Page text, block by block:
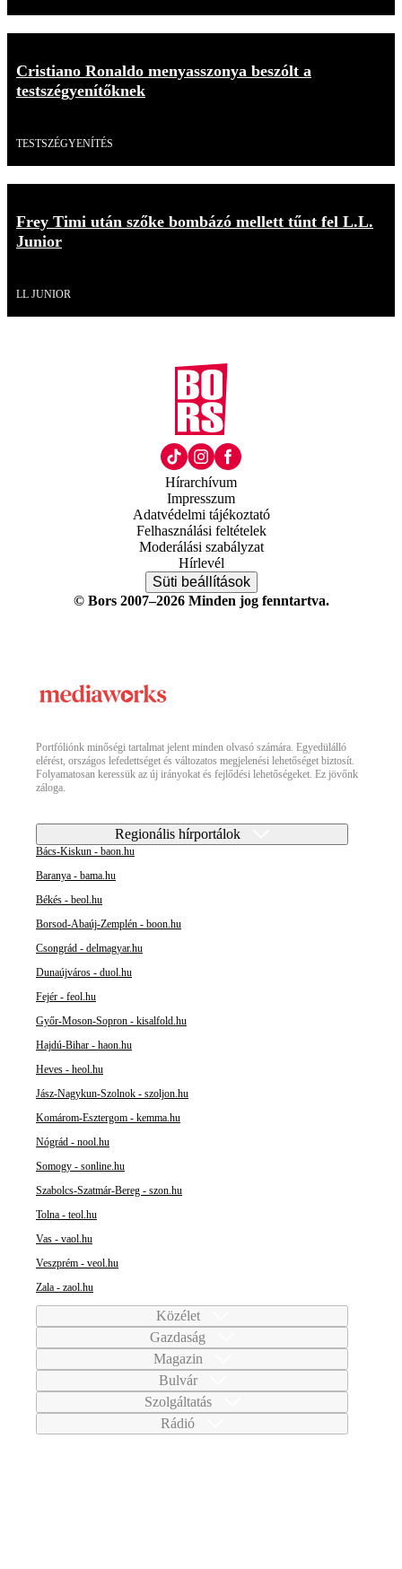
Cristiano Ronaldo menyasszonya beszólt a
testszégyenítőknek
TESTSZÉGYENÍTÉS
Frey Timi után szőke bombázó mellett tűnt fel L.L.
Junior
LL JUNIOR
Hírarchívum
Impresszum
Adatvédelmi tájékoztató
Felhasználási feltételek
Moderálási szabályzat
Hírlevél
Süti beállítások
© Bors 2007–2026 Minden jog fenntartva.
Portfóliónk minőségi tartalmat jelent minden olvasó számára. Egyedülálló
elérést, országos lefedettséget és változatos megjelenési lehetőséget biztosít.
Folyamatosan keressük az új irányokat és fejlődési lehetőségeket. Ez jövőnk
záloga.
Regionális hírportálok
Bács-Kiskun - baon.hu
Baranya - bama.hu
Békés - beol.hu
Borsod-Abaúj-Zemplén - boon.hu
Csongrád - delmagyar.hu
Dunaújváros - duol.hu
Fejér - feol.hu
Győr-Moson-Sopron - kisalfold.hu
Hajdú-Bihar - haon.hu
Heves - heol.hu
Jász-Nagykun-Szolnok - szoljon.hu
Komárom-Esztergom - kemma.hu
Nógrád - nool.hu
Somogy - sonline.hu
Szabolcs-Szatmár-Bereg - szon.hu
Tolna - teol.hu
Vas - vaol.hu
Veszprém - veol.hu
Zala - zaol.hu
Közélet
Gazdaság
Magazin
Bulvár
Szolgáltatás
Rádió